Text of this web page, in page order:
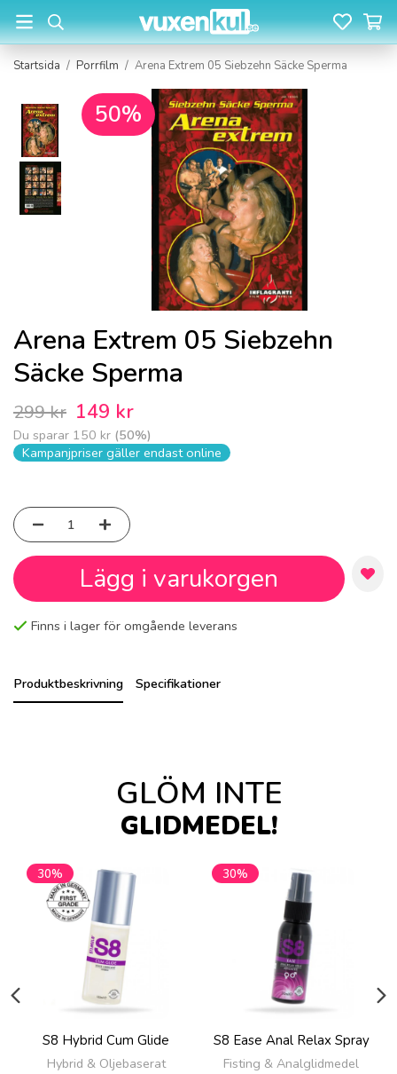
Startsida / Porrfilm / Arena Extrem 05 Siebzehn Säcke Sperma
50%
Arena Extrem 05 Siebzehn
Säcke Sperma
299 kr 149 kr
Du sparar 150 kr (50%)
Kampanjpriser gäller endast online
Lägg i varukorgen
Finns i lager för omgående leverans
Produktbeskrivning Specifikationer
GLÖM INTE
GLIDMEDEL!
30%
S8 Hybrid Cum Glide
Hybrid & Oljebaserat
30%
S8 Ease Anal Relax Spray
Fisting & Analglidmedel